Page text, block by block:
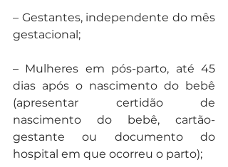
– Gestantes, independente do mês
gestacional;
– Mulheres em pós-parto, até 45
dias após o nascimento do bebê
(apresentar certidão de
nascimento do bebê, cartão-
gestante ou documento do
hospital em que ocorreu o parto);